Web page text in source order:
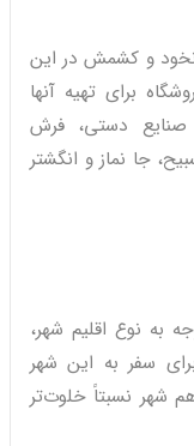
و کشمش در این
برای تهیه آنها
صنایع دستی، فرش
جا نماز و انگشتر
به نوع اقلیم شهر،
سفر به این شهر
شهر نسبتاً خلوت‌تر